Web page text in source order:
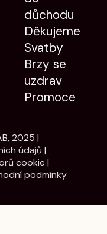
důchodu
Děkujeme
Svatby
Brzy se
uzdrav
Promoce
2025 |
údajů |
cookie |
podmínky